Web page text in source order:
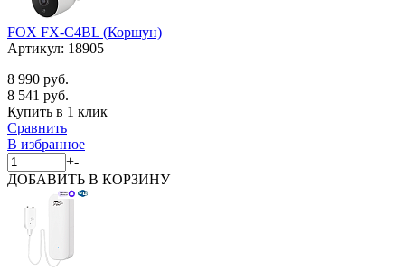
FOX FX-C4BL (Коршун)
Артикул: 18905
8 990 руб.
8 541 руб.
Купить в 1 клик
Сравнить
В избранное
+-
ДОБАВИТЬ В КОРЗИНУ